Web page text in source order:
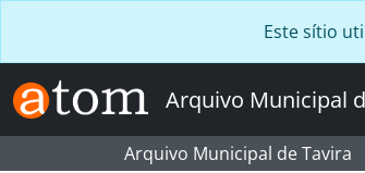
Este sítio
Arquivo Municipal
Arquivo Municipal de Tavira